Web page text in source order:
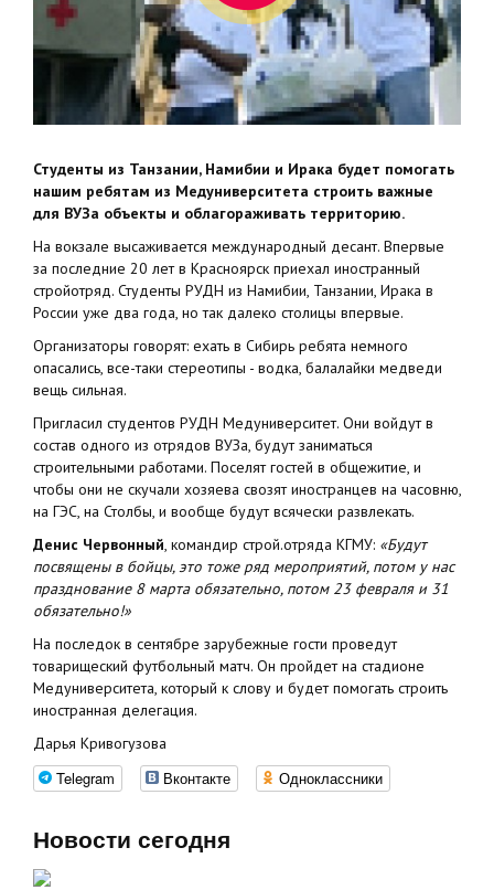
Студенты из Танзании, Намибии и Ирака будет помогать
нашим ребятам из Медуниверситета строить важные
для ВУЗа объекты и облагораживать территорию.
На вокзале высаживается международный десант. Впервые
за последние 20 лет в Красноярск приехал иностранный
стройотряд. Студенты РУДН из Намибии, Танзании, Ирака в
России уже два года, но так далеко столицы впервые.
Организаторы говорят: ехать в Сибирь ребята немного
опасались, все-таки стереотипы - водка, балалайки медведи
вещь сильная.
Пригласил студентов РУДН Медуниверситет. Они войдут в
состав одного из отрядов ВУЗа, будут заниматься
строительными работами. Поселят гостей в общежитие, и
чтобы они не скучали хозяева свозят иностранцев на часовню,
на ГЭС, на Столбы, и вообще будут всячески развлекать.
Денис Червонный, командир строй.отряда КГМУ: «Будут
посвящены в бойцы, это тоже ряд мероприятий, потом у нас
празднование 8 марта обязательно, потом 23 февраля и 31
обязательно!»
На последок в сентябре зарубежные гости проведут
товарищеский футбольный матч. Он пройдет на стадионе
Медуниверситета, который к слову и будет помогать строить
иностранная делегация.
Дарья Кривогузова
Telegram Вконтакте Одноклассники
Новости сегодня